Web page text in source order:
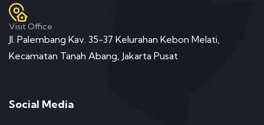
Visit Office
Jl. Palembang Kav. 35-37 Kelurahan Kebon Melati,
Kecamatan Tanah Abang, Jakarta Pusat
Social Media